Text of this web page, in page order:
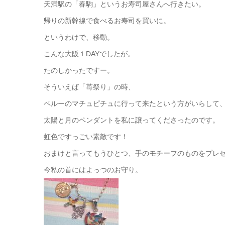
天満駅の「春駒」というお寿司屋さんへ行きたい。
帰りの新幹線で食べるお寿司を買いに。
というわけで、移動。
こんな大阪１DAYでしたが。
たのしかったですー。
そういえば「苺祭り」の時、
ペルーのマチュピチュに行って来たという方がいらして、
太陽と月のペンダントを私に譲ってくださったのです。
虹色ですっごい素敵です！
おまけと言ってもうひとつ、手のモチーフのものをプレ
今私の首にはよっつのお守り。